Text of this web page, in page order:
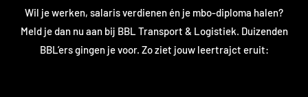
Wil je werken, salaris verdienen én je mbo-diploma halen?
Meld je dan nu aan bij BBL Transport & Logistiek. Duizenden
BBL’ers gingen je voor. Zo ziet jouw leertrajct eruit: